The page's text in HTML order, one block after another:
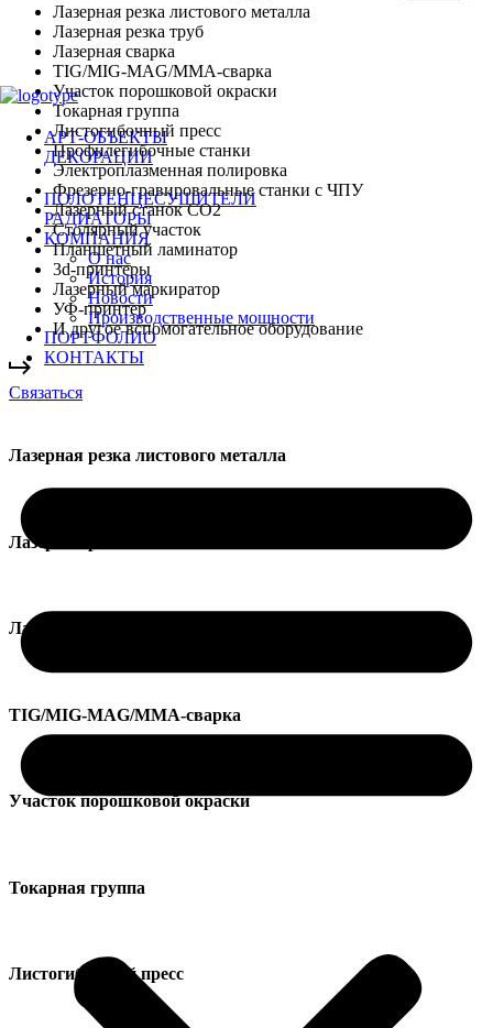
АРТ-ОБЪЕКТЫ
ДЕКОРАЦИИ
ПОЛОТЕНЦЕСУШИТЕЛИ
РАДИАТОРЫ
КОМПАНИЯ
О нас
История
Новости
Производственные мощности
ПОРТФОЛИО
КОНТАКТЫ
Лазерная резка листового металла
Лазерная резка труб
Лазерная сварка
TIG/MIG-MAG/MMA-сварка
Участок порошковой окраски
Токарная группа
Листогибочный пресс
Профилегибочные станки
Электроплазменная полировка
Фрезерно-гравировальные станки с ЧПУ
Лазерный станок СО2
Столярный участок
Планшетный ламинатор
3d-принтеры
Лазерный маркиратор
УФ-принтер
И другое вспомогательное оборудование
Связаться
Лазерная резка листового металла
Лазерная резка листового пластика
Лазерная резка труб
TIG/MIG-MAG/MMA-сварка
Участок порошковой окраски
Токарная группа
Листогибочный пресс